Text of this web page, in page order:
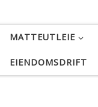
MATTEUTLEIE
EIENDOMSDRIFT